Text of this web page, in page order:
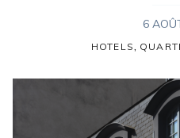
6
HOTELS,